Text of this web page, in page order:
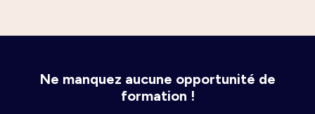
Ne manquez aucune opportunité de
formation !